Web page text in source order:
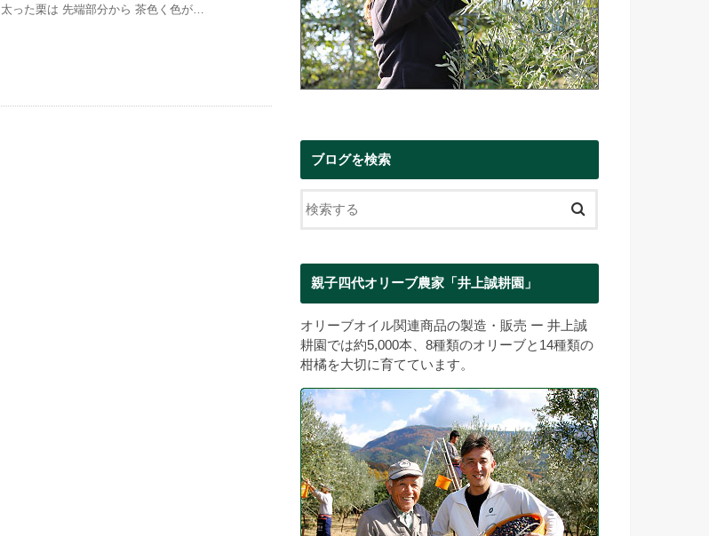
った栗は 先端部分から 茶色く色が…
ブログを検索
親子四代オリーブ農家「井上誠耕園」
オリーブオイル関連商品の製造・販売 ー 井上誠
耕園では約5,000本、8種類のオリーブと14種類の
柑橘を大切に育てています。